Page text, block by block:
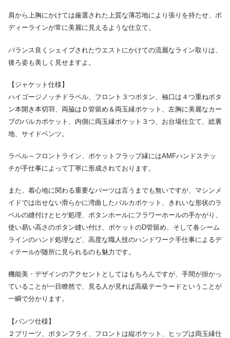
肩から上胸にかけては厳選された上質な薄芯地により張りを持たせ、ボ
ディーラインが常に美麗に見えるような仕立て。
バランス良くシェイプされたウエストにかけての流麗なライン取りは、
後ろ姿も美しく見せますよ。
【ジャケット仕様】
ハイゴージノッチドラペル、フロント３つボタン、袖口は４つ重ねボタ
ン本開き本切羽、両脇はＤ管留め＆両玉縁ポケット、左胸に美麗なカー
ブのバルカポケット、内側に両玉縁ポケット３つ、お台場仕立て、総裏
地、サイドベンツ。
ラペル～フロントライン、ポケットフラップ縁にはAMFハンドステッ
チが手仕事によって丁寧に形成されております。
また、着心地に関わる重要なパーツは言うまでも無いですが、マシンメ
イドでは出せない滑らかに湾曲したバルカポケット、きれいな形状のラ
ペルの縫付けとヒゲ処理、ボタンホールにフラワーホールの手かがり、
使い易い高さのボタン縫い付け、ポケットのD管留め、そして各シーム
ラインのハンド処理など、高度な職人技のハンドワーク手仕事によるデ
ィテールが随所に見られるのも魅力です。
機能美・デザインのアクセントとしてはもちろんですが、手間が掛かっ
ていることが一目瞭然で、見る人が見れば高級テーラードということが
一瞬で分かります。
【パンツ仕様】
２プリーツ、ボタンフライ、フロントは縦ポケット、ヒップは両玉縁仕